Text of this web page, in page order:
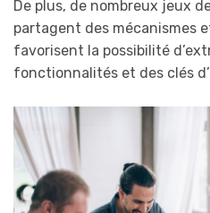
De plus, de nombreux jeux
partagent des mécanismes
favorisent la possibilité
fonctionnalités et des clés